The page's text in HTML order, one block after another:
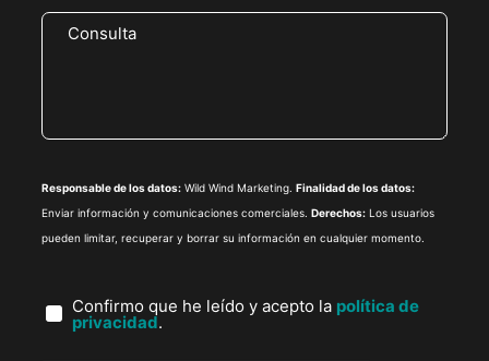
Responsable de los datos: Wild Wind Marketing. Finalidad de los datos:
Enviar información y comunicaciones comerciales. Derechos: Los usuarios
pueden limitar, recuperar y borrar su información en cualquier momento.
Confirmo que he leído y acepto la política de
privacidad.